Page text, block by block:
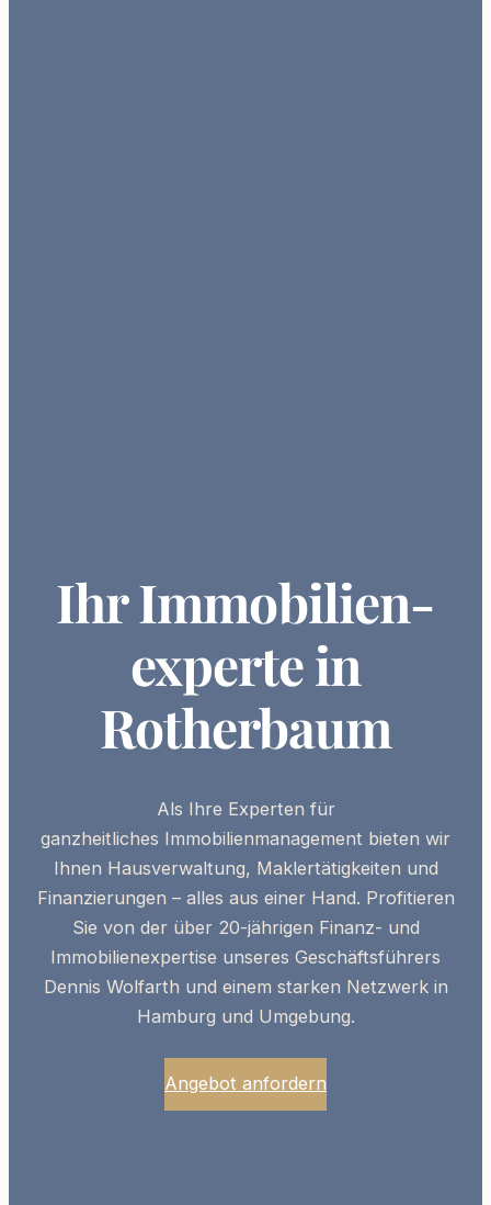
Ihr Immobilien­
experte in
Rotherbaum
Als Ihre Experten für
ganzheitliches Immobilienmanagement bieten wir
Ihnen Hausverwaltung, Maklertätigkeiten und
Finanzierungen – alles aus einer Hand. Profitieren
Sie von der über 20-jährigen Finanz- und
Immobilienexpertise unseres Geschäftsführers
Dennis Wolfarth und einem starken Netzwerk in
Hamburg und Umgebung.
Angebot anfordern